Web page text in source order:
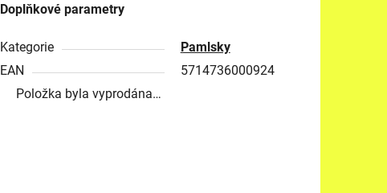
Doplňkové parametry
Kategorie
Pamlsky
EAN
5714736000924
Položka byla vyprodána…